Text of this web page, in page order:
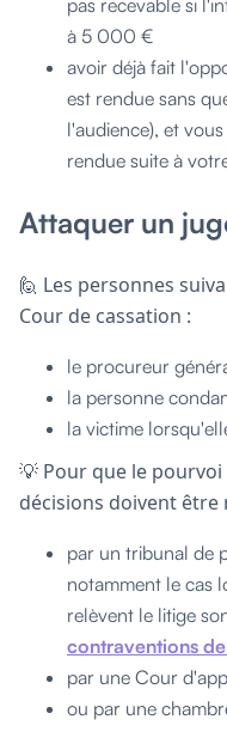
à 5 000 €
avoir déjà fait
est rendue sans
l'audience), et
rendue suite à
Attaquer un
🙋 Les personnes
Cour de cassation :
le procureur
la personne
la victime
💡 Pour que le
décisions doivent être
par un tribunal de
notamment le cas
relèvent le litige
contraventions de
par une Cour
ou par une